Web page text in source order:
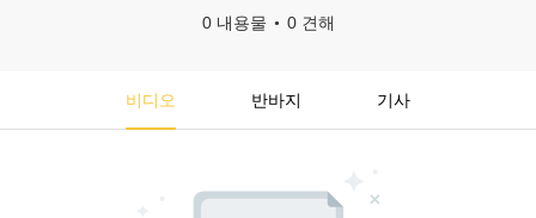
0 내용물 0 견해
비디오 반바지 기사